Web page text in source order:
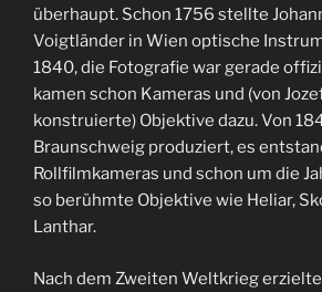
überhaupt. Schon 1756 stellte
Voigtländer in Wien optische
1840, die Fotografie war gerade
kamen schon Kameras und (von
konstruierte) Objektive dazu. Von
Braunschweig produziert, es
Rollfilmkameras und schon um die
so berühmte Objektive wie Heliar,
Lanthar.
Nach dem Zweiten Weltkrieg